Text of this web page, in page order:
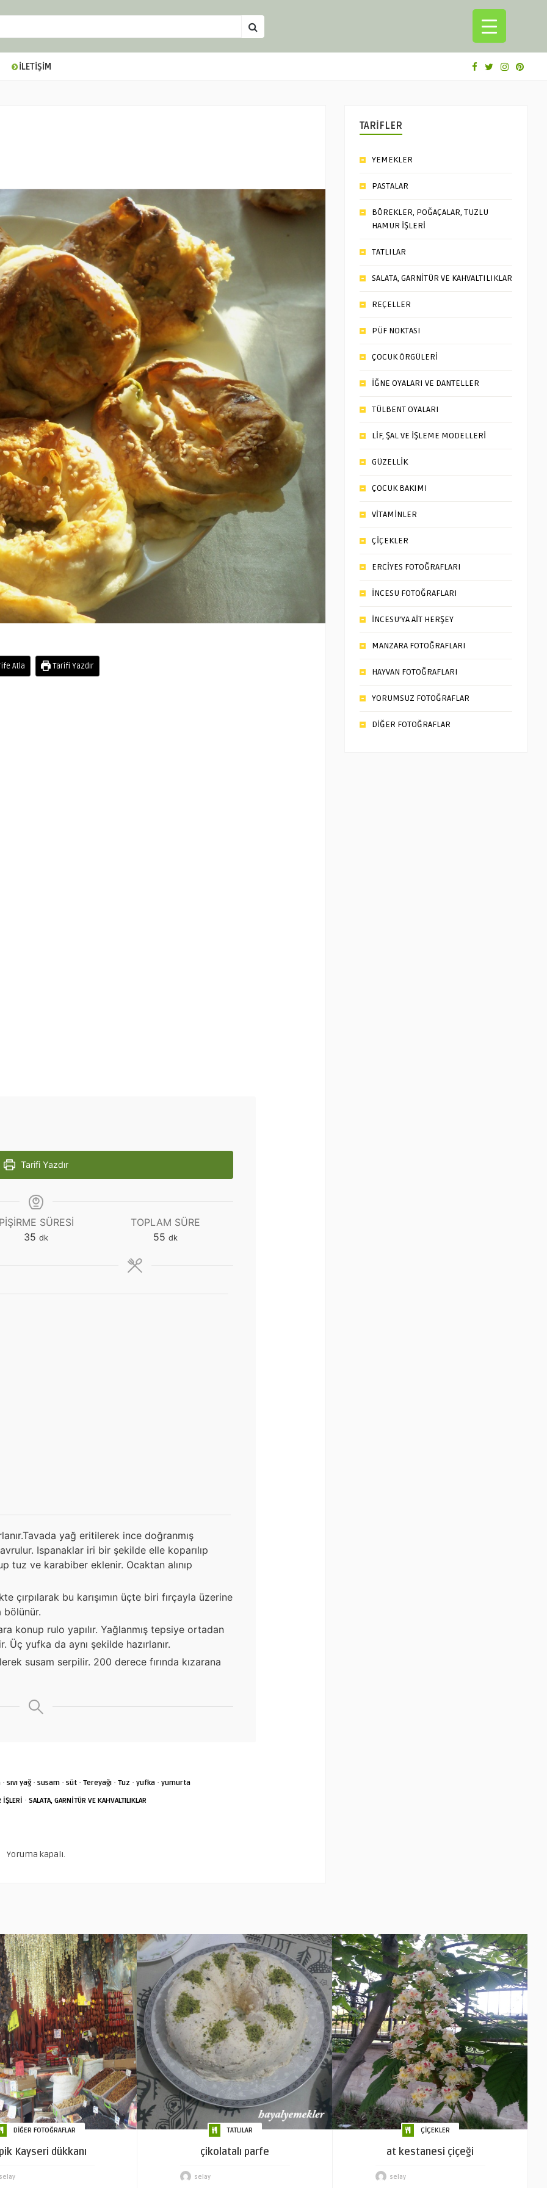
İLETİŞİM
Atla Tarifi Yazdır
Tarifi Yazdır
SÜRESI
35 dakika
dk
TOPLAM SÜRE
55 dakika
dk
yağ eritilerek ince doğranmış
Ispanaklar iri bir şekilde elle koparılıp
tuz ve karabiber eklenir. Ocaktan alınıp
çırpılarak bu karışımın üçte biri fırçayla üzerine
bölünür.
konup rulo yapılır. Yağlanmış tepsiye ortadan
Üç yufka da aynı şekilde hazırlanır.
susam serpilir. 200 derece fırında kızarana
· sıvı yağ· susam · süt · Tereyağı · Tuz · yufka · yumurta
İŞLERİ · SALATA, GARNİTÜR VE KAHVALTILIKLAR
Yoruma kapalı.
TARİFLER
YEMEKLER
PASTALAR
BÖREKLER, POĞAÇALAR, TUZLU
HAMUR İŞLERİ
TATLILAR
SALATA, GARNİTÜR VE KAHVALTILIKLAR
REÇELLER
PÜF NOKTASI
ÇOCUK ÖRGÜLERİ
İĞNE OYALARI VE DANTELLER
TÜLBENT OYALARI
LİF, ŞAL VE İŞLEME MODELLERİ
GÜZELLİK
ÇOCUK BAKIMI
VİTAMİNLER
ÇİÇEKLER
ERCİYES FOTOĞRAFLARI
İNCESU FOTOĞRAFLARI
İNCESU’YA AİT HERŞEY
MANZARA FOTOĞRAFLARI
HAYVAN FOTOĞRAFLARI
YORUMSUZ FOTOĞRAFLAR
DİĞER FOTOĞRAFLAR
DİĞER FOTOĞRAFLAR
Kayseri dükkanı
TATLILAR
çikolatalı parfe
selay
ÇİÇEKLER
at kestanesi çiçeği
selay